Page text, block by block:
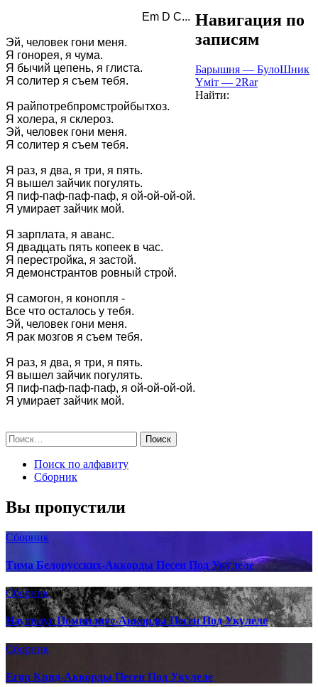
Эй, человек гони меня.
Я гонорея, я чума.
Я бычий цепень, я глиста.
Я солитер я съем тебя.
Я райпотребпромстройбытхоз.
Я холера, я склероз.
Эй, человек гони меня.
Я солитер я съем тебя.
Я раз, я два, я три, я пять.
Я вышел зайчик погулять.
Я пиф-паф-паф-паф, я ой-ой-ой-ой.
Я умирает зайчик мой.
Я зарплата, я аванс.
Я двадцать пять копеек в час.
Я перестройка, я застой.
Я демонстрантов ровный строй.
Я самогон, я конопля -
Все что осталось у тебя.
Эй, человек гони меня.
Я рак мозгов я съем тебя.
Я раз, я два, я три, я пять.
Я вышел зайчик погулять.
Я пиф-паф-паф-паф, я ой-ой-ой-ой.
Я умирает зайчик мой.
Навигация по
записям
Барышня — БулоШник
Үміт — 2Rar
Найти:
Поиск по алфавиту
Сборник
Вы пропустили
Сборник
Тима Белорусских-Аккорды Песен Под Укулеле
Сборник
Наутилус Помпилиус-Аккорды Песен Под Укулеле
Сборник
Егор Крид-Аккорды Песен Под Укулеле